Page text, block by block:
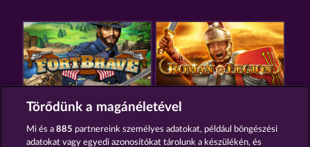
FORT BRAVE ROMAN LEGION
Törődünk a magánéletével
Mi és a885 partnereink személyes adatokat, például böngészési
adatokat vagy egyedi azonosítókat tárolunk a készülékén, és